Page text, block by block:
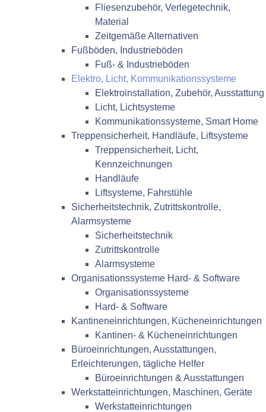
Fliesenzubehör, Verlegetechnik,
Material
Zeitgemäße Alternativen
Fußböden, Industrieböden
Fuß- & Industrieböden
Elektro, Licht, Kommunikationssysteme
Elektroinstallation, Zubehör, Ausstattung
Licht, Lichtsysteme
Kommunikationssysteme, Smart Home
Treppensicherheit, Handläufe, Liftsysteme
Treppensicherheit, Licht,
Kennzeichnungen
Handläufe
Liftsysteme, Fahrstühle
Sicherheitstechnik, Zutrittskontrolle,
Alarmsysteme
Sicherheitstechnik
Zutrittskontrolle
Alarmsysteme
Organisationssysteme Hard- & Software
Organisationssysteme
Hard- & Software
Kantineneinrichtungen, Kücheneinrichtungen
Kantinen- & Kücheneinrichtungen
Büroeinrichtungen, Ausstattungen,
Erleichterungen, tägliche Helfer
Büroeinrichtungen & Ausstattungen
Werkstatteinrichtungen, Maschinen, Geräte
Werkstatteinrichtungen